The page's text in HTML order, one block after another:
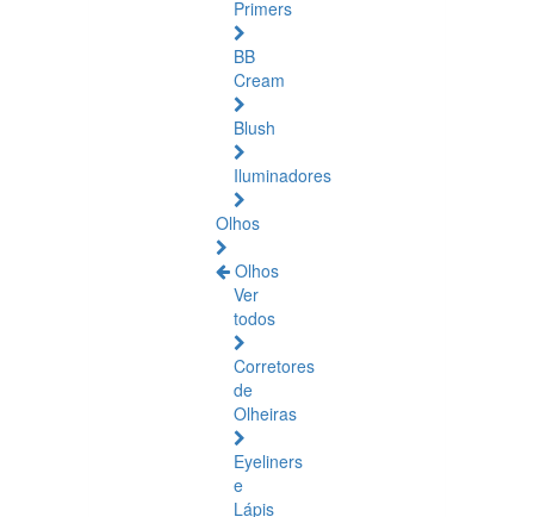
Primers
BB
Cream
Blush
Iluminadores
Olhos
Olhos
Ver
todos
Corretores
de
Olheiras
Eyeliners
e
Lápis